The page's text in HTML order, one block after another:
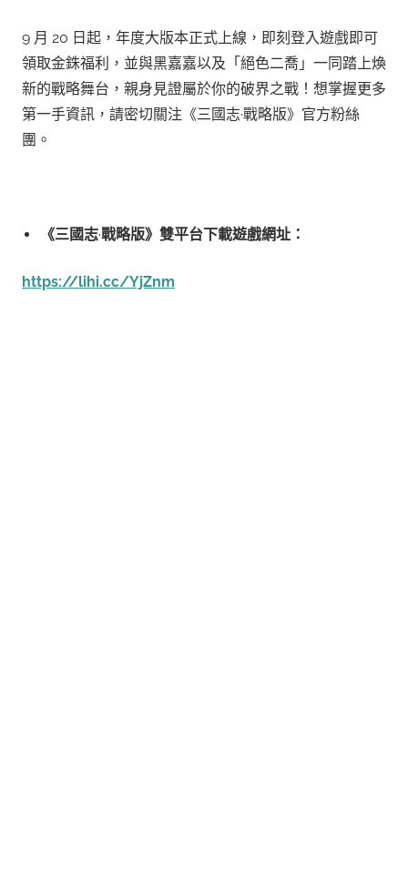
9 月 20 日起，年度大版本正式上線，即刻登入遊戲即可
領取金銖福利，並與黑嘉嘉以及「絕色二喬」一同踏上煥
新的戰略舞台，親身見證屬於你的破界之戰！想掌握更多
第一手資訊，請密切關注《三國志·戰略版》官方粉絲
團。
《三國志·戰略版》雙平台下載遊戲網址：
https://lihi.cc/YjZnm